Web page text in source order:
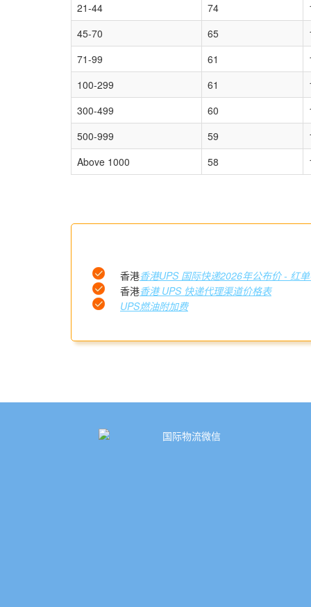
21-44 74
45-70
65
71-99
61
100-299
61
300-499
60
500-999
59
Above 1000
58
香港香港UPS 国际快递2026年公布价 - 红
香港香港 UPS 快递代理渠道价格表
UPS燃油附加费